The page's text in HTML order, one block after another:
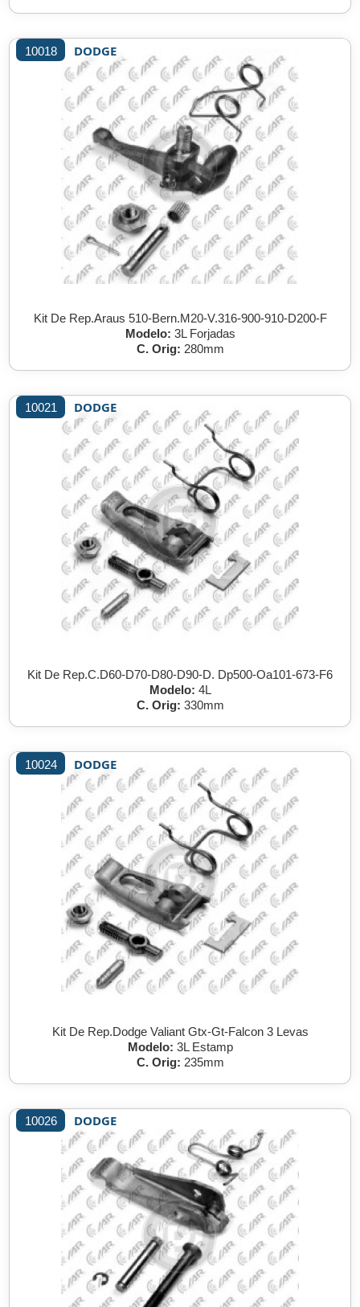
10018 DODGE
Kit De Rep.Araus 510-Bern.M20-V.316-900-910-D200-F
Modelo: 3L Forjadas
C. Orig: 280mm
10021 DODGE
Kit De Rep.C.D60-D70-D80-D90-D. Dp500-Oa101-673-F6
Modelo: 4L
C. Orig: 330mm
10024 DODGE
Kit De Rep.Dodge Valiant Gtx-Gt-Falcon 3 Levas
Modelo: 3L Estamp
C. Orig: 235mm
10026 DODGE